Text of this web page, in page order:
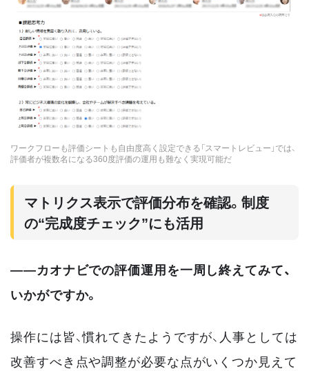
ワークフローも評価シートも自由度高く設定できる「スマートレビュー」では、
評価者が複数名になる360度評価の運用も難なく実現可能だ
マトリクス表示で評価分布を確認。制度
の“完成度チェック”にも活用
――カオナビでの評価運用を一周し終えてみて、
いかがですか。
操作には皆、慣れてきたようですが、人事としては
改善すべき点や調整が必要な点がいくつか見えて